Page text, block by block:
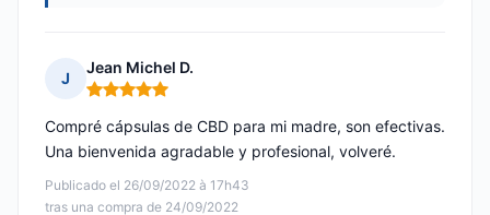
J
Jean Michel D.
Nota: 5 de 5
Publicado el 26/09/2022 à 17h43
tras una compra de 24/09/2022
Compré cápsulas de CBD para mi madre, son efectivas.
Una bienvenida agradable y profesional, volveré.